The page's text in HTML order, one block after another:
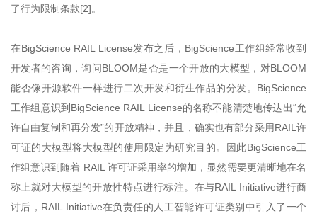
了行为限制条款[2]。
在BigScience RAIL License发布之后，BigScience工作组经常收到
开发者的咨询，询问BLOOM是否是一个开放的大模型，对BLOOM
能否像开源软件一样进行二次开发和衍生作品的分发。BigScience
工作组意识到BigScience RAIL License的名称不能清楚地传达出“允
许自由复制和再分发”的开放精神，并且，确实也有部分采用RAIL许
可证的大模型将大模型的使用限定为研究目的。因此BigScience工
作组意识到随着 RAIL 许可证采用率的增加，显然需要更清晰地在名
称上就对大模型的开放性特点进行标注。在与RAIL Initiative进行商
讨后，RAIL Initiative在负责任的人工智能许可证类别中引入了一个